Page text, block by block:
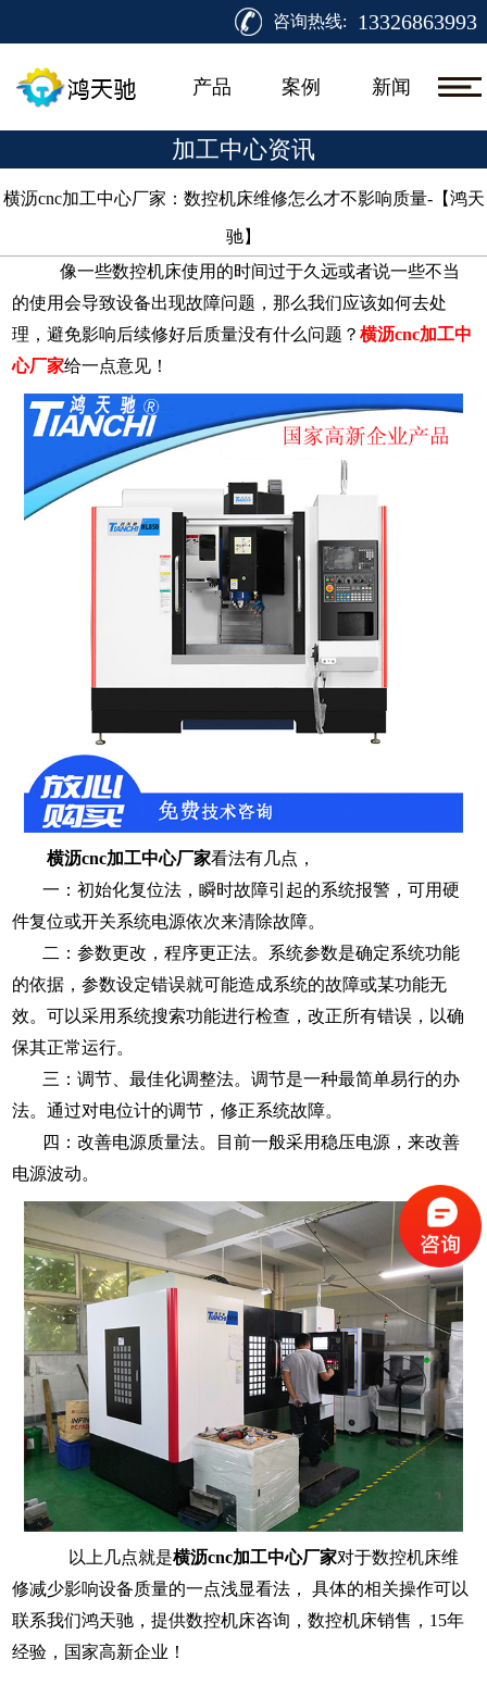
咨询热线: 13326863993
产品 案例 新闻
加工中心资讯
横沥cnc加工中心厂家：数控机床维修怎么才不影响质量-【鸿天
驰】​
像一些数控机床使用的时间过于久远或者说一些不当
的使用会导致设备出现故障问题，那么我们应该如何去处
理，避免影响后续修好后质量没有什么问题？横沥cnc加工中
心厂家给一点意见！
横沥cnc加工中心厂家看法有几点，
一：初始化复位法，瞬时故障引起的系统报警，可用硬
件复位或开关系统电源依次来清除故障。
二：参数更改，程序更正法。 系统参数是确定系统功能
的依据，参数设定错误就可能造成系统的故障或某功能无
效。可以采用系统搜索功能进行检查，改正所有错误，以确
保其正常运行。
三：调节、最佳化调整法。调节是一种最简单易行的办
法。通过对电位计的调节，修正系统故障。
四：改善电源质量法。目前一般采用稳压电源，来改善
电源波动。
以上几点就是横沥cnc加工中心厂家对于数控机床维
修减少影响设备质量的一点浅显看法， 具体的相关操作可以
联系我们鸿天驰，提供数控机床咨询，数控机床销售，15年
经验，国家高新企业！